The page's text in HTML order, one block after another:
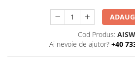
Cod Produs: AISW
Ai nevoie de ajutor? +40